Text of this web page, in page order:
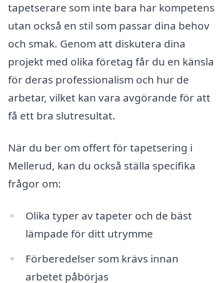
tapetserare som inte bara har kompetens
utan också en stil som passar dina behov
och smak. Genom att diskutera dina
projekt med olika företag får du en känsla
för deras professionalism och hur de
arbetar, vilket kan vara avgörande för att
få ett bra slutresultat.
När du ber om offert för tapetsering i
Mellerud, kan du också ställa specifika
frågor om:
Olika typer av tapeter och de bäst
lämpade för ditt utrymme
Förberedelser som krävs innan
arbetet påbörjas